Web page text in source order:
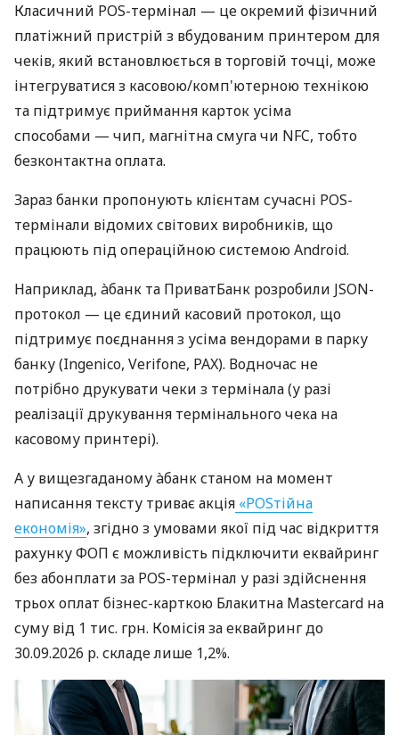
Класичний POS-термінал — це окремий фізичний
платіжний пристрій з вбудованим принтером для
чеків, який встановлюється в торговій точці, може
інтегруватися з касовою/комп'ютерною технікою
та підтримує приймання карток усіма
способами — чип, магнітна смуга чи NFC, тобто
безконтактна оплата.
Зараз банки пропонують клієнтам сучасні POS-
термінали відомих світових виробників, що
працюють під операційною системою Android.
Наприклад, àбанк та ПриватБанк розробили JSON-
протокол — це єдиний касовий протокол, що
підтримує поєднання з усіма вендорами в парку
банку (Ingenico, Verifone, PAX). Водночас не
потрібно друкувати чеки з термінала (у разі
реалізації друкування термінального чека на
касовому принтері).
А у вищезгаданому àбанк станом на момент
написання тексту триває акція «POSтійна
економія», згідно з умовами якої під час відкриття
рахунку ФОП є можливість підключити еквайринг
без абонплати за POS-термінал у разі здійснення
трьох оплат бізнес-карткою Блакитна Mastercard на
суму від 1 тис. грн. Комісія за еквайринг до
30.09.2026 р. складе лише 1,2%.